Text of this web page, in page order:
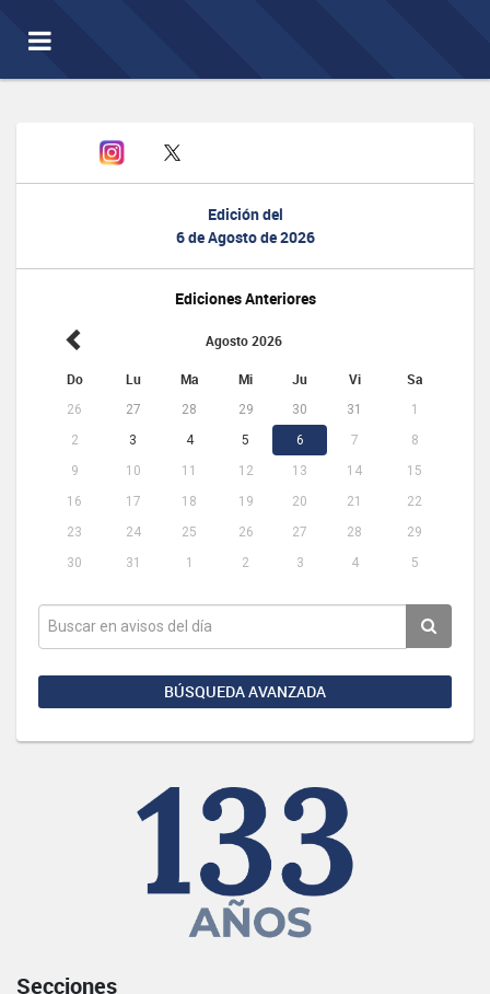
Toggle
navigation
Edición del
6 de Agosto de 2026
Ediciones Anteriores
Agosto 2026
Do Lu Ma Mi Ju Vi Sa
26 27 28 29 30 31
1
2
3 4 5 6 7
8
9
10 11 12 13 14
15
16
17 18 19 20 21
22
23
24 25 26 27 28
29
30
31 1 2 3 4 5
BÚSQUEDA AVANZADA
Secciones